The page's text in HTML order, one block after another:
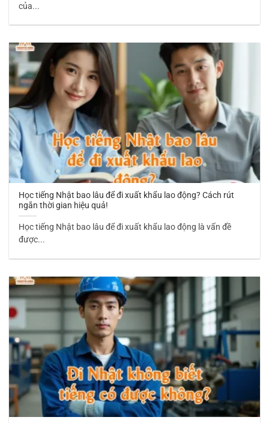
của...
Học tiếng Nhật bao lâu để đi xuất khẩu lao động? Cách rút
ngắn thời gian hiệu quả!
Học tiếng Nhật bao lâu để đi xuất khẩu lao động là vấn đề
được...